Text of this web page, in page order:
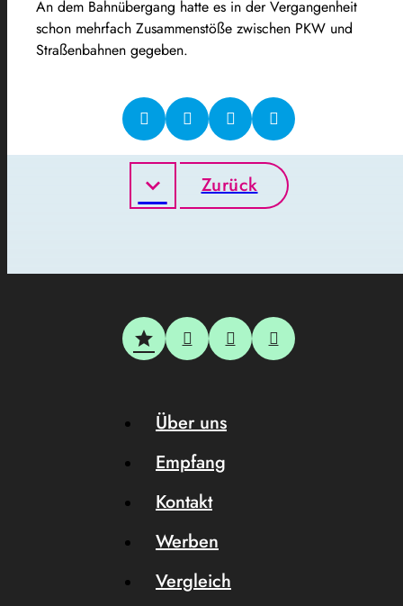
An dem Bahnübergang hatte es in der Vergangenheit
schon mehrfach Zusammenstöße zwischen PKW und
Straßenbahnen gegeben.
Zurück
Über uns
Empfang
Kontakt
Werben
Vergleich